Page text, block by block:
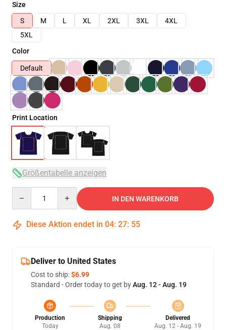
Size
S
M L XL 2XL 3XL
4XL
5XL
Color
Default
Print Location
Größentabelle anzeigen
IN DEN WARENKORB
Diese Aktion endet in 04: 27: 54
Deliver to United States
Cost to ship:$6.99
Standard - Order today to get byAug. 12 - Aug. 19
Production
Today
Shipping
Aug. 08
Delivered
Aug. 12 - Aug. 19